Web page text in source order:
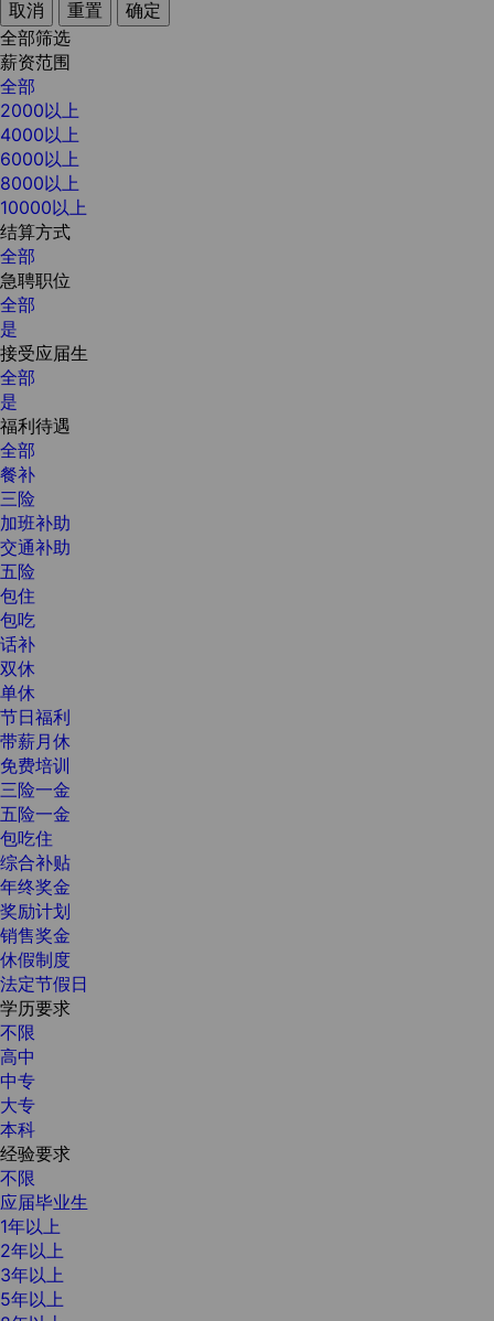
取消 重置
确定
全部筛选
薪资范围
全部
2000以上
4000以上
6000以上
8000以上
10000以上
结算方式
全部
急聘职位
全部
是
接受应届生
全部
是
福利待遇
全部
餐补
三险
加班补助
交通补助
五险
包住
包吃
话补
双休
单休
节日福利
带薪月休
免费培训
三险一金
五险一金
包吃住
综合补贴
年终奖金
奖励计划
销售奖金
休假制度
法定节假日
学历要求
不限
高中
中专
大专
本科
经验要求
不限
应届毕业生
1年以上
2年以上
3年以上
5年以上